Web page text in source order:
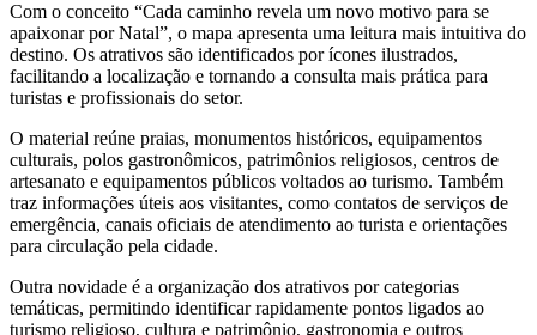
Com o conceito “Cada caminho revela um novo motivo para se
apaixonar por Natal”, o mapa apresenta uma leitura mais intuitiva do
destino. Os atrativos são identificados por ícones ilustrados,
facilitando a localização e tornando a consulta mais prática para
turistas e profissionais do setor.
O material reúne praias, monumentos históricos, equipamentos
culturais, polos gastronômicos, patrimônios religiosos, centros de
artesanato e equipamentos públicos voltados ao turismo. Também
traz informações úteis aos visitantes, como contatos de serviços de
emergência, canais oficiais de atendimento ao turista e orientações
para circulação pela cidade.
Outra novidade é a organização dos atrativos por categorias
temáticas, permitindo identificar rapidamente pontos ligados ao
turismo religioso, cultura e patrimônio, gastronomia e outros